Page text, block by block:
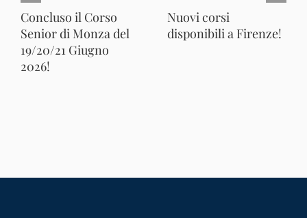
Concluso il Corso
Senior di Monza del
19/20/21 Giugno
2026!
Nuovi corsi
disponibili a Firenze!